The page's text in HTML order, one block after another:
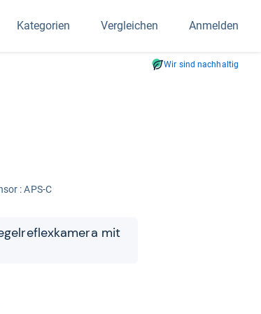
Kategorien Vergleichen Anmelden
Wir sind nachhaltig
: APS-C
mit